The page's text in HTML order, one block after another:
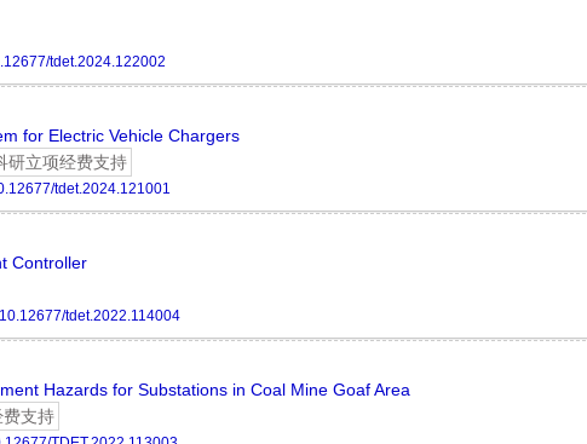
tdet.2024.122002
for Electric Vehicle Chargers
研立项经费支持
tdet.2024.121001
Controller
10.12677/tdet.2022.114004
Hazards for Substations in Coal Mine Goaf Area
支持